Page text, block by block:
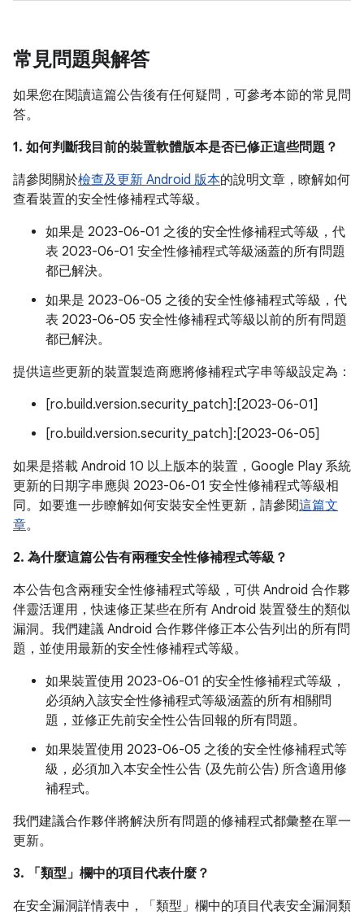
常見問題與解答
如果您在閱讀這篇公告後有任何疑問，可參考本節的常見問
答。
1. 如何判斷我目前的裝置軟體版本是否已修正這些問題？
請參閱關於檢查及更新 Android 版本的說明文章，瞭解如何
查看裝置的安全性修補程式等級。
如果是 2023-06-01 之後的安全性修補程式等級，代
表 2023-06-01 安全性修補程式等級涵蓋的所有問題
都已解決。
如果是 2023-06-05 之後的安全性修補程式等級，代
表 2023-06-05 安全性修補程式等級以前的所有問題
都已解決。
提供這些更新的裝置製造商應將修補程式字串等級設定為：
[ro.build.version.security_patch]:[2023-06-01]
[ro.build.version.security_patch]:[2023-06-05]
如果是搭載 Android 10 以上版本的裝置，Google Play 系統
更新的日期字串應與 2023-06-01 安全性修補程式等級相
同。如要進一步瞭解如何安裝安全性更新，請參閱這篇文
章。
2. 為什麼這篇公告有兩種安全性修補程式等級？
本公告包含兩種安全性修補程式等級，可供 Android 合作夥
伴靈活運用，快速修正某些在所有 Android 裝置發生的類似
漏洞。我們建議 Android 合作夥伴修正本公告列出的所有問
題，並使用最新的安全性修補程式等級。
如果裝置使用 2023-06-01 的安全性修補程式等級，
必須納入該安全性修補程式等級涵蓋的所有相關問
題，並修正先前安全性公告回報的所有問題。
如果裝置使用 2023-06-05 之後的安全性修補程式等
級，必須加入本安全性公告 (及先前公告) 所含適用修
補程式。
我們建議合作夥伴將解決所有問題的修補程式都彙整在單一
更新。
3. 「類型」 欄中的項目代表什麼？
在安全漏洞詳情表中，「類型」 欄中的項目代表安全漏洞類